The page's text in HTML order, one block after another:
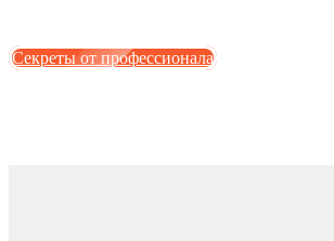
Секреты от профессионала